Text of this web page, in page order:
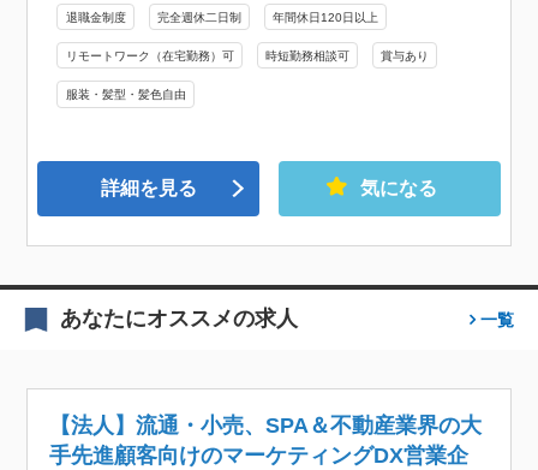
退職金制度 完全週休二日制 年間休日120日以上
リモートワーク（在宅勤務）可 時短勤務相談可 賞与あり
服装・髪型・髪色自由
詳細を見る 気になる
あなたにオススメの求人 一覧
【法人】流通・小売、SPA＆不動産業界の大
手先進顧客向けのマーケティングDX営業企